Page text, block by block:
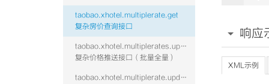
taobao.xhotel.multiplerate.get
复杂房价查询接口
taobao.xhotel.multiplerates.update
复杂价格推送接口（批量全量）
taobao.xhotel.multiplerate.update
响应
XML示例